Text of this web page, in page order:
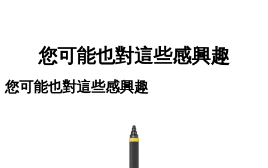
您可能也對這些感興趣
您可能也對這些感興趣